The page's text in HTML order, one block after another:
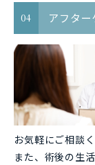
04 アフター
お気軽にご相談く
また、術後の生